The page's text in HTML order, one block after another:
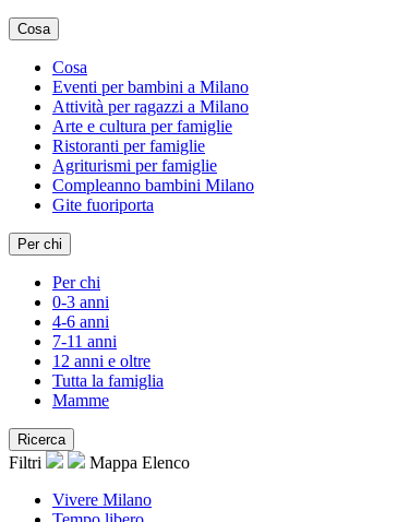
Cosa
Cosa
Eventi per bambini a Milano
Attività per ragazzi a Milano
Arte e cultura per famiglie
Ristoranti per famiglie
Agriturismi per famiglie
Compleanno bambini Milano
Gite fuoriporta
Per chi
Per chi
0-3 anni
4-6 anni
7-11 anni
12 anni e oltre
Tutta la famiglia
Mamme
Ricerca
Filtri Mappa Elenco
Vivere Milano